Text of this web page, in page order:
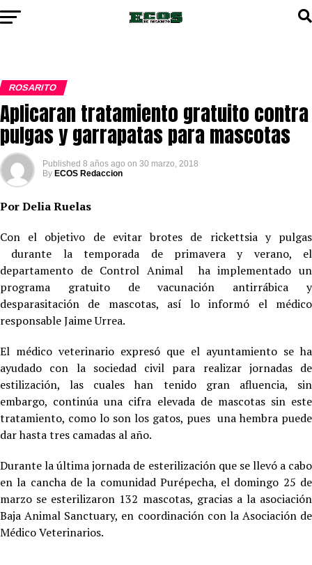
ROSARITO
Aplicaran tratamiento gratuito contra
pulgas y garrapatas para mascotas
Published 8 años ago on 30 marzo, 2018
By ECOS Redaccion
Por Delia Ruelas
Con el objetivo de evitar brotes de rickettsia y pulgas
durante la temporada de primavera y verano, el
departamento de Control Animal ha implementado un
programa gratuito de vacunación antirrábica y
desparasitación de mascotas, así lo informó el médico
responsable Jaime Urrea.
El médico veterinario expresó que el ayuntamiento se ha
ayudado con la sociedad civil para realizar jornadas de
estilización, las cuales han tenido gran afluencia, sin
embargo, continúa una cifra elevada de mascotas sin este
tratamiento, como lo son los gatos, pues una hembra puede
dar hasta tres camadas al año.
Durante la última jornada de esterilización que se llevó a cabo
en la cancha de la comunidad Purépecha, el domingo 25 de
marzo se esterilizaron 132 mascotas, gracias a la asociación
Baja Animal Sanctuary, en coordinación con la Asociación de
Médico Veterinarios.